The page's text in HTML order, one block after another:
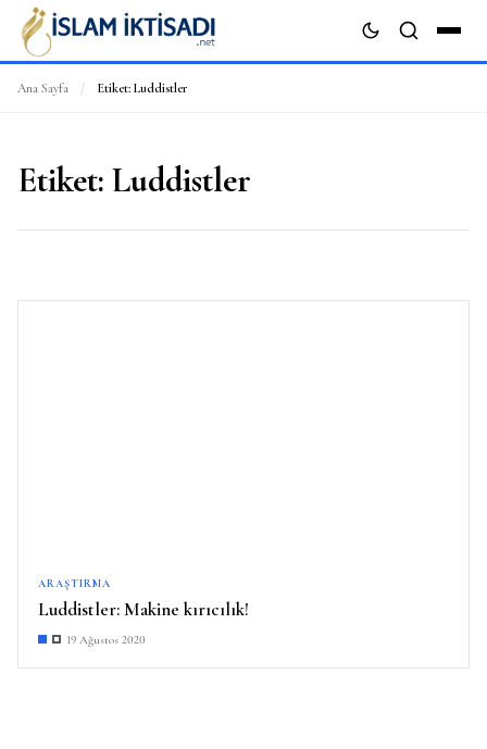
Ana Sayfa / Etiket: Luddistler
Etiket: Luddistler
ARAŞTIRMA
Luddistler: Makine kırıcılık!
19 Ağustos 2020